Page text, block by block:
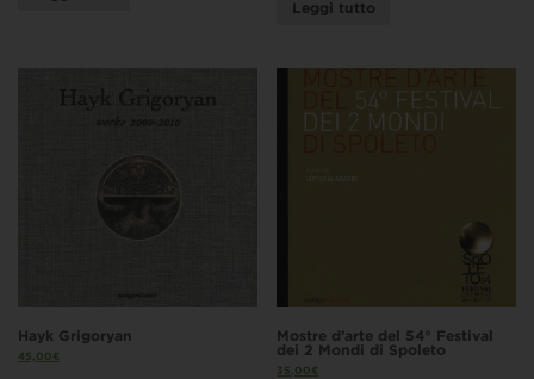
Leggi tutto
Hayk Grigoryan
45,00€
Mostre d’arte del 54° Festival
dei 2 Mondi di Spoleto
35,00€